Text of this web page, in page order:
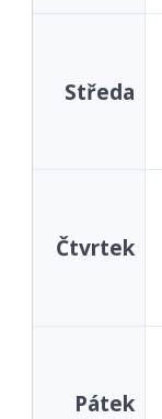
Středa
Čtvrtek
Pátek